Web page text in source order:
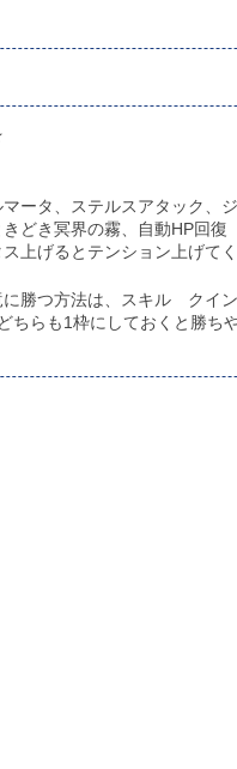
ータ、ステルスアタック、
どき冥界の霧、自動HP回復
ス上げるとテンション上げて
に勝つ方法は、スキル ク
ちらも1枠にしておくと勝ち